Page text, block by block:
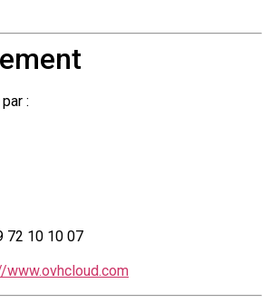
:
72 10 10 07
www.ovhcloud.com